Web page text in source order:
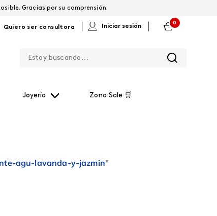
Quiero ser consultora Iniciar sesión
0
Joyería Zona Sale 🛒
restablecerla lo antes posible. Gracias por su comprensión.
agu-lavanda-y-jazmin"